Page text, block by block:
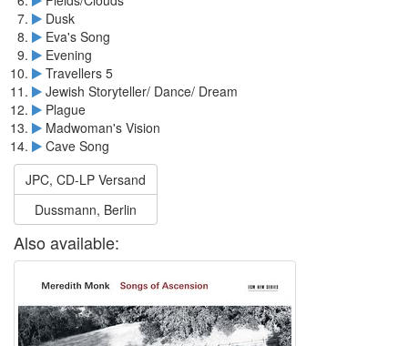
Dusk
Eva's Song
Evening
Travellers 5
Jewish Storyteller/ Dance/ Dream
Plague
Madwoman's Vision
Cave Song
JPC, CD-LP Versand
Dussmann, Berlin
Also available: